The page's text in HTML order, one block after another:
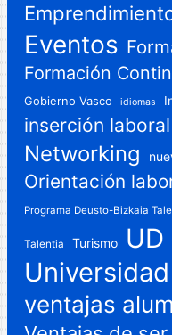
Eventos
Formación
Gobierno Vasco idiomas
inserción laboral
Networking
Orientación
Programa Deusto-Bizkaia
Talentia Turismo
UD
ventajas